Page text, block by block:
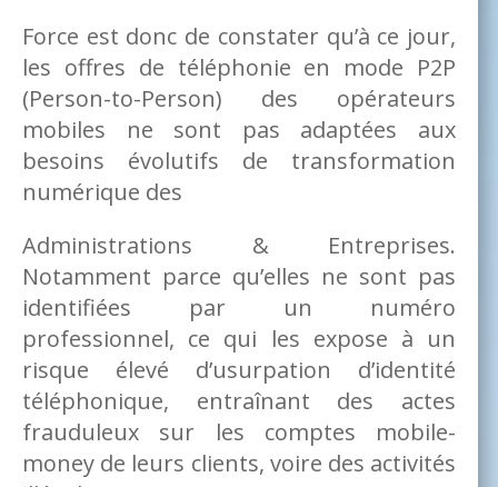
Force est donc de constater qu’à ce jour,
les offres de téléphonie en mode P2P
(Person-to-Person) des opérateurs
mobiles ne sont pas adaptées aux
besoins évolutifs de transformation
numérique des
Administrations & Entreprises.
Notamment parce qu’elles ne sont pas
identifiées par un numéro
professionnel, ce qui les expose à un
risque élevé d’usurpation d’identité
téléphonique, entraînant des actes
frauduleux sur les comptes mobile-
money de leurs clients, voire des activités